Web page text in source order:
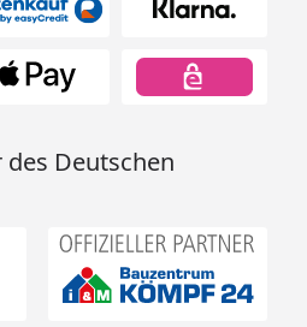
Deutschen